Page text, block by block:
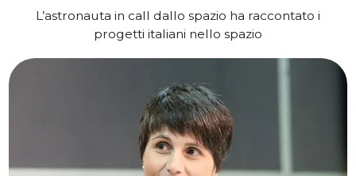
L’astronauta in call dallo spazio ha raccontato i
progetti italiani nello spazio